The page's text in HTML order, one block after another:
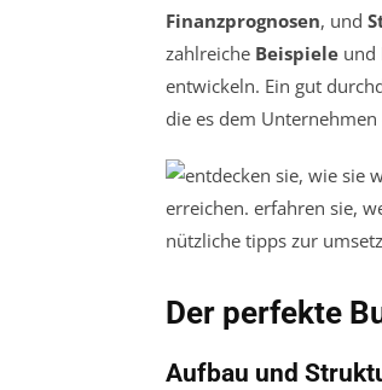
Finanzprognosen, und
zahlreiche Beispiele und
entwickeln. Ein gut
die es dem
Der perfekte
Aufbau und